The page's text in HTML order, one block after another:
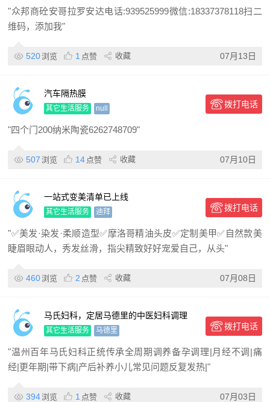
"众邦商砼安哥拉罗安达电话:939525999微信:18337378118扫二
维码，添加我"
520浏览 1 点赞 收藏 07月13日
汽车隔热膜
其它生活服务 null 拨打电话
"四个门200纳米陶瓷6262748709"
507 浏览 14 点赞 收藏 07月10日
一站式变美清单已上线
其它生活服务 迪拜 拨打电话
"✅美发·染发·柔顺造型✅摩洛哥精油头皮✅定制美甲✅自然款美
睫眉眼动人，秀发丝滑，指尖精致好好宠爱自己，从头"
460浏览 2 点赞 收藏 07月08日
马氏妇科，定居马德里的中医妇科调理
其它生活服务 马德里 拨打电话
"温州百年马氏妇科正统传承全周期调养备孕调理|月经不调|痛
经|更年期|带下病|产后补养小儿常见问题反复发热|"
394浏览 1 点赞 收藏 07月03日